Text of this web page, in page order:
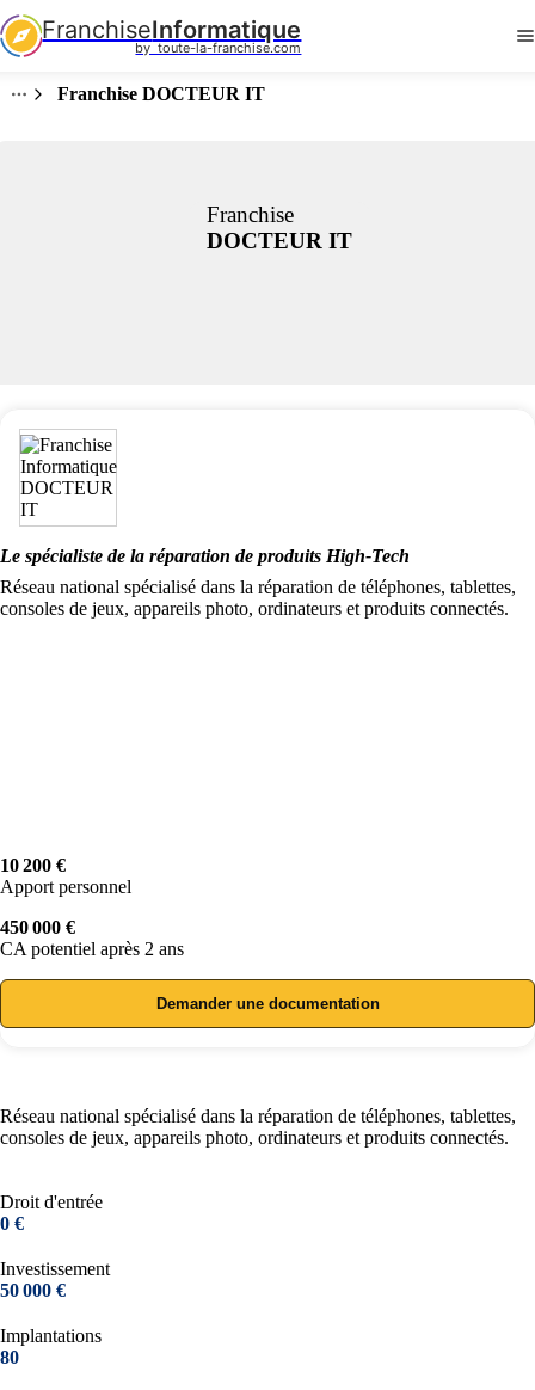
FranchiseInformatique
by  toute-la-franchise.com
Franchise DOCTEUR IT
Franchise
DOCTEUR IT
Le spécialiste de la réparation de produits High-Tech
Réseau national spécialisé dans la réparation de téléphones, tablettes,
consoles de jeux, appareils photo, ordinateurs et produits connectés.
10 200 €
Apport personnel
450 000 €
CA potentiel après 2 ans
Demander une documentation
Réseau national spécialisé dans la réparation de téléphones, tablettes,
consoles de jeux, appareils photo, ordinateurs et produits connectés.
Droit d'entrée
0 €
Investissement
50 000 €
Implantations
80